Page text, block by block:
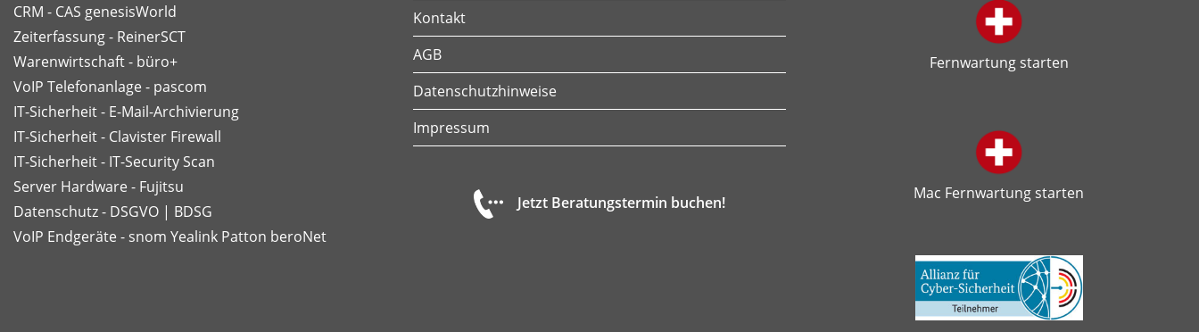
CRM - CAS genesisWorld
Zeiterfassung - ReinerSCT
Warenwirtschaft - büro+
VoIP Telefonanlage - pascom
IT-Sicherheit - E-Mail-Archivierung
IT-Sicherheit - Clavister Firewall
IT-Sicherheit - IT-Security Scan
Server Hardware - Fujitsu
Datenschutz - DSGVO | BDSG
VoIP Endgeräte - snom Yealink Patton beroNet
Kontakt
AGB
Datenschutzhinweise
Impressum
Jetzt Beratungstermin buchen!
Fernwartung starten
Mac Fernwartung starten